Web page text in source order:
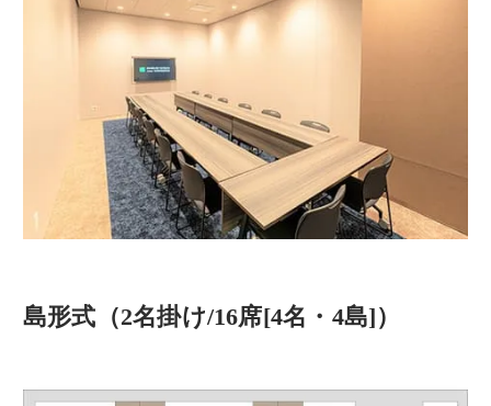
島形式（2名掛け/16席[4名・4島]）